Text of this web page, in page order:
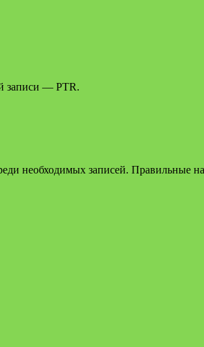
записи — PTR.
необходимых записей. Правильные